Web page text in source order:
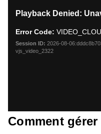
modal
window.
Playback Denied:
Error Code:
Session ID: 2026-08-
vjs_video_2322
Comment